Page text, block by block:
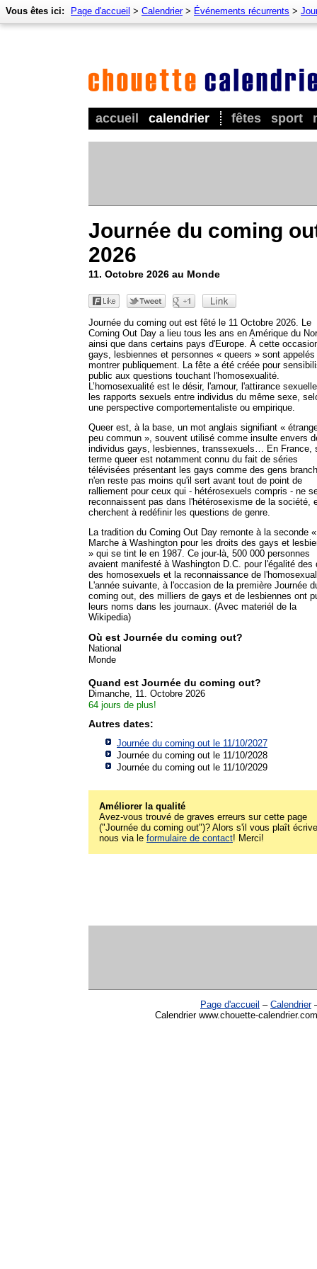
accueil calendrier fêtes sport
Vous êtes ici: Page d'accueil > Calendrier> Événements récurrents >
Journée du coming
2026
11. Octobre 2026 au Monde
Journée du coming out est fêté le 11 Octobre 2026. Le
Coming Out Day a lieu tous les ans en Amérique du
ainsi que dans certains pays d'Europe. À cette
gays, lesbiennes et personnes « queers » sont
montrer publiquement. La fête a été créée pour
public aux questions touchant l'homosexualité.
L’homosexualité est le désir, l'amour, l'attirance
les rapports sexuels entre individus du même sexe,
une perspective comportementaliste ou empirique.
Queer est, à la base, un mot anglais signifiant «
peu commun », souvent utilisé comme insulte envers
individus gays, lesbiennes, transsexuels… En France,
terme queer est notamment connu du fait de séries
télévisées présentant les gays comme des gens
n'en reste pas moins qu'il sert avant tout de point de
ralliement pour ceux qui - hétérosexuels compris - ne
reconnaissent pas dans l'hétérosexisme de la société,
cherchent à redéfinir les questions de genre.
La tradition du Coming Out Day remonte à la seconde «
Marche à Washington pour les droits des gays et
» qui se tint le en 1987. Ce jour-là, 500 000 personnes
avaient manifesté à Washington D.C. pour l'égalité des
des homosexuels et la reconnaissance de
L'année suivante, à l'occasion de la première Journée
coming out, des milliers de gays et de lesbiennes ont
leurs noms dans les journaux. (Avec materiél de la
Wikipedia)
Où est Journée du coming out?
National
Monde
Quand est Journée du coming out?
Dimanche, 11. Octobre 2026
64 jours de plus!
Autres dates:
Journée du coming out le 11/10/2027
Journée du coming out le 11/10/2028
Journée du coming out le 11/10/2029
Améliorer la qualité
Avez-vous trouvé de graves erreurs sur cette page
("Journée du coming out")? Alors s'il vous plaît
nous via le formulaire de contact! Merci!
Page d'accueil – Calendrier
Calendrier www.chouette-